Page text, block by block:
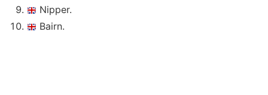
Nipper.
Bairn.